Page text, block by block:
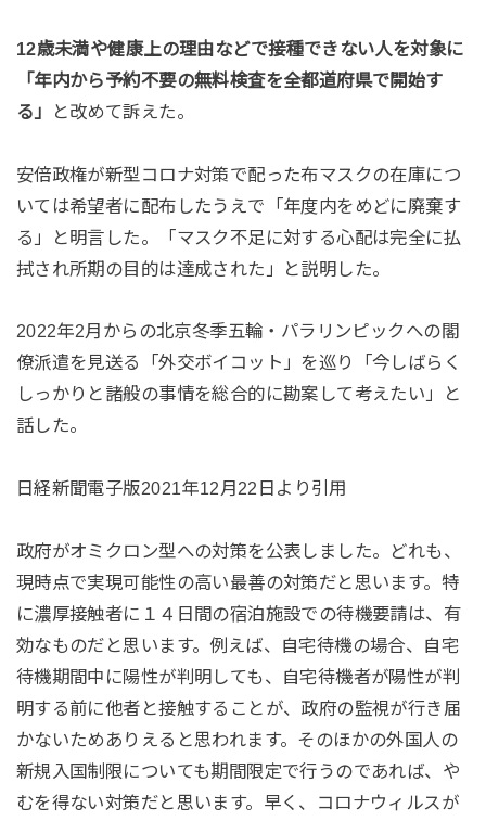
12歳未満や健康上の理由などで接種できない人を対象に
「年内から予約不要の無料検査を全都道府県で開始す
る」
と改めて訴えた。
安倍政権が新型コロナ対策で配った布マスクの在庫につ
いては希望者に配布したうえで「年度内をめどに廃棄す
る」と明言した。「マスク不足に対する心配は完全に払
拭され所期の目的は達成された」と説明した。
2022年2月からの北京冬季五輪・パラリンピックへの閣
僚派遣を見送る「外交ボイコット」を巡り「今しばらく
しっかりと諸般の事情を総合的に勘案して考えたい」と
話した。
日経新聞電子版2021年12月22日より引用
政府がオミクロン型への対策を公表しました。どれも、
現時点で実現可能性の高い最善の対策だと思います。特
に濃厚接触者に１４日間の宿泊施設での待機要請は、有
効なものだと思います。例えば、自宅待機の場合、自宅
待機期間中に陽性が判明しても、自宅待機者が陽性が判
明する前に他者と接触することが、政府の監視が行き届
かないためありえると思われます。そのほかの外国人の
新規入国制限についても期間限定で行うのであれば、や
むを得ない対策だと思います。早く、コロナウィルスが